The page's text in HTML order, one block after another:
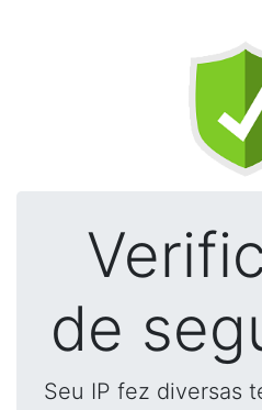
de
Seu IP fez diversas